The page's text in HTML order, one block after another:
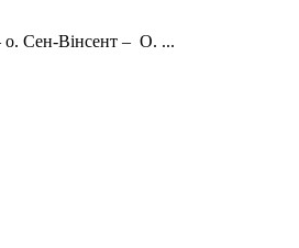
о. Сен-Вінсент – О. ...